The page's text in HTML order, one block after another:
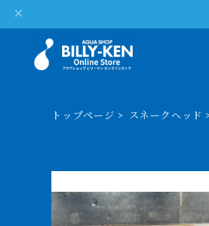
トップページ スネークヘッド